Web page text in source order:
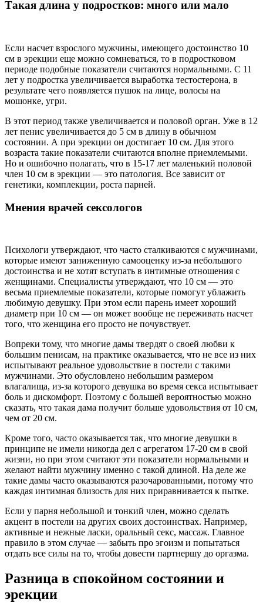
Такая длина у подростков: много или мало
Если насчет взрослого мужчины, имеющего достоинство 10
см в эрекции еще можно сомневаться, то в подростковом
периоде подобные показатели считаются нормальными. С 11
лет у подростка увеличивается выработка тестостерона, в
результате чего появляется пушок на лице, волосы на
мошонке, угри.
В этот период также увеличивается и половой орган. Уже в 12
лет пенис увеличивается до 5 см в длину в обычном
состоянии. А при эрекции он достигает 10 см. Для этого
возраста такие показатели считаются вполне приемлемыми.
Но и ошибочно полагать, что в 15-17 лет маленький половой
член 10 см в эрекции — это патология. Все зависит от
генетики, комплекции, роста парней.
Мнения врачей сексологов
Психологи утверждают, что часто сталкиваются с мужчинами,
которые имеют заниженную самооценку из-за небольшого
достоинства и не хотят вступать в интимные отношения с
женщинами. Специалисты утверждают, что 10 см — это
весьма приемлемые показатели, которые помогут ублажить
любимую девушку. При этом если парень имеет хороший
диаметр при 10 см — он может вообще не переживать насчет
того, что женщина его просто не почувствует.
Вопреки тому, что многие дамы твердят о своей любви к
большим пенисам, на практике оказывается, что не все из них
испытывают реальное удовольствие в постели с такими
мужчинами. Это обусловлено небольшим размером
влагалища, из-за которого девушка во время секса испытывает
боль и дискомфорт. Поэтому с большей вероятностью можно
сказать, что такая дама получит больше удовольствия от 10 см,
чем от 20 см.
Кроме того, часто оказывается так, что многие девушки в
принципе не имели никогда дел с агрегатом 17-20 см в свой
жизни, но при этом считают эти показатели нормальными и
желают найти мужчину именно с такой длиной. На деле же
такие дамы часто оказываются разочарованными, потому что
каждая интимная близость для них приравнивается к пытке.
Если у парня небольшой и тонкий член, можно сделать
акцент в постели на других своих достоинствах. Например,
активные и нежные ласки, оральный секс, массаж. Главное
правило в этом случае — забыть про эгоизм и попытаться
отдать все силы на то, чтобы довести партнершу до оргазма.
Разница в спокойном состоянии и
эрекции